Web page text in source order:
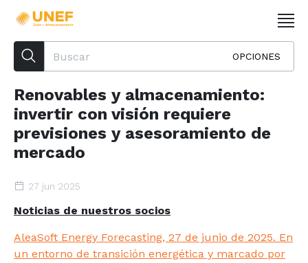
OPCIONES
Renovables y almacenamiento:
invertir con visión requiere
previsiones y asesoramiento de
mercado
27 jun 2025
Noticias de nuestros socios
AleaSoft Energy Forecasting, 27 de junio de 2025. En
un entorno de transición energética y marcado por